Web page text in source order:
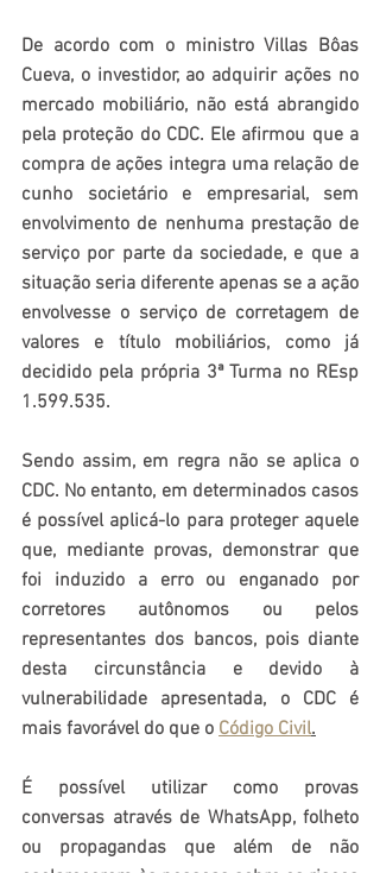
De acordo com o ministro Villas Bôas
Cueva, o investidor, ao adquirir ações no
mercado mobiliário, não está abrangido
pela proteção do CDC. Ele afirmou que a
compra de ações integra uma relação de
cunho societário e empresarial, sem
envolvimento de nenhuma prestação de
serviço por parte da sociedade, e que a
situação seria diferente apenas se a ação
envolvesse o serviço de corretagem de
valores e título mobiliários, como já
decidido pela própria 3ª Turma no REsp
1.599.535.
Sendo assim, em regra não se aplica o
CDC. No entanto, em determinados casos
é possível aplicá-lo para proteger aquele
que, mediante provas, demonstrar que
foi induzido a erro ou enganado por
corretores autônomos ou pelos
representantes dos bancos, pois diante
desta circunstância e devido à
vulnerabilidade apresentada, o CDC é
mais favorável do que o Código Civil.
É possível utilizar como provas
conversas através de WhatsApp, folheto
ou propagandas que além de não